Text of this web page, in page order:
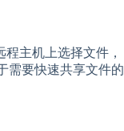
主机上选择文件，
需要快速共享文件的